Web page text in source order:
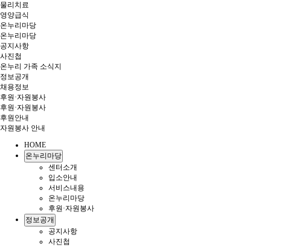
물리치료
영양급식
온누리마당
온누리마당
공지사항
사진첩
온누리 가족 소식지
정보공개
채용정보
후원·자원봉사
후원·자원봉사
후원안내
자원봉사 안내
HOME
온누리마당
센터소개
입소안내
서비스내용
온누리마당
후원·자원봉사
정보공개
공지사항
사진첩